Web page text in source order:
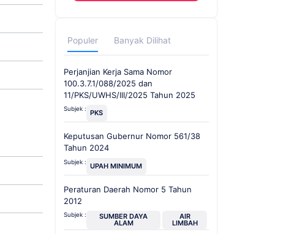
Populer Banyak Dilihat
Perjanjian Kerja Sama Nomor
100.3.7.1/088/2025 dan
11/PKS/UWHS/III/2025 Tahun 2025
Subjek : PKS
Keputusan Gubernur Nomor 561/38
Tahun 2024
Subjek : UPAH MINIMUM
Peraturan Daerah Nomor 5 Tahun
2012
Subjek : SUMBER DAYA
ALAM
AIR
LIMBAH